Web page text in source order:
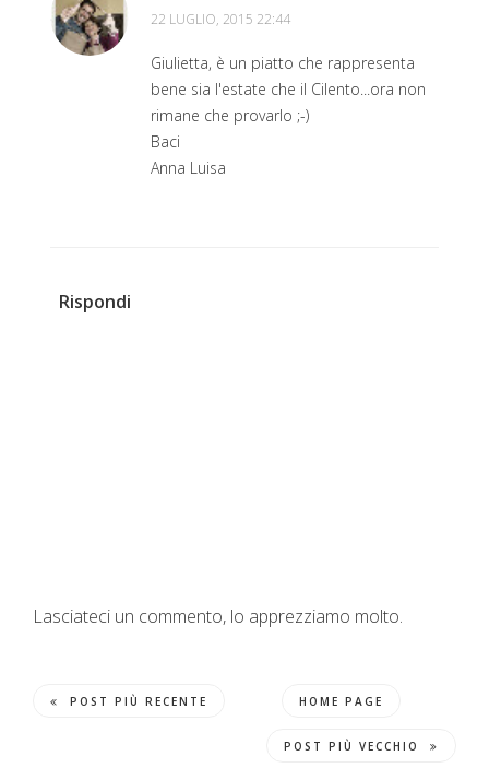
22 LUGLIO, 2015 22:44
Giulietta, è un piatto che rappresenta
bene sia l'estate che il Cilento...ora non
rimane che provarlo ;-)
Baci
Anna Luisa
Rispondi
Lasciateci un commento, lo apprezziamo molto.
POST PIÙ RECENTE HOME PAGE
POST PIÙ VECCHIO